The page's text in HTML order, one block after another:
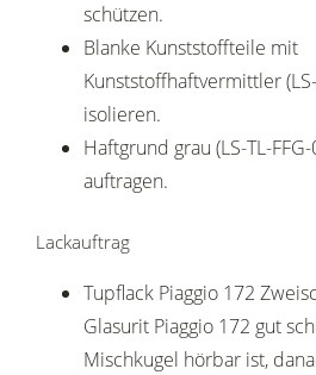
schützen.
Blanke Kunststoffteile mit
Kunststoffhaftvermittler
isolieren.
Haftgrund grau (LS-TL-
auftragen.
Lackauftrag
Tupflack Piaggio 172
Glasurit Piaggio 172 gut
Mischkugel hörbar ist,